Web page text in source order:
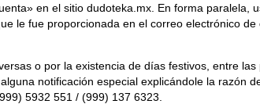
en el sitio dudoteka.mx. En forma paralela,
le fue proporcionada en el correo electrónico de
o por la existencia de días festivos, entre
notificación especial explicándole la razón
5932 551 / (999) 137 6323.